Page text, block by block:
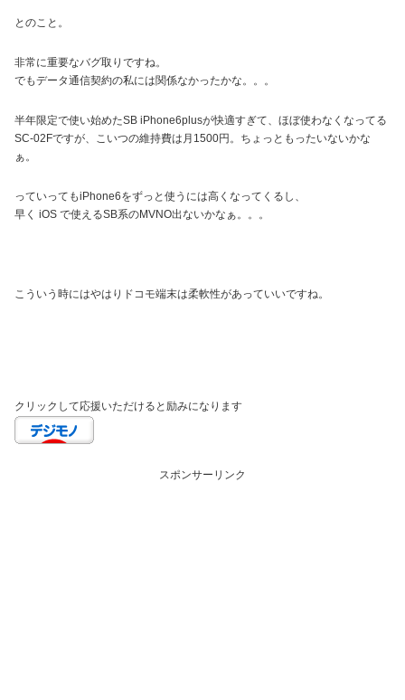
とのこと。
非常に重要なバグ取りですね。
でもデータ通信契約の私には関係なかったかな。。。
半年限定で使い始めたSB iPhone6plusが快適すぎて、ほぼ使わなくなってる
SC-02Fですが、こいつの維持費は月1500円。ちょっともったいないかな
ぁ。
っていってもiPhone6をずっと使うには高くなってくるし、
早く iOS で使えるSB系のMVNO出ないかなぁ。。。
こういう時にはやはりドコモ端末は柔軟性があっていいですね。
クリックして応援いただけると励みになります
スポンサーリンク